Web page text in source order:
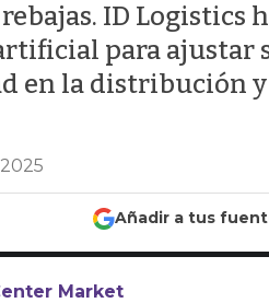
ID Logistics
para ajustar
en la distribución
Añadir a tus
Market